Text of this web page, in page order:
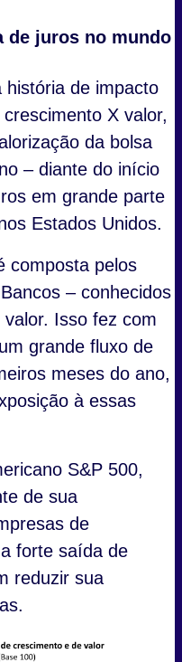
de juros no mundo
história de impacto
X valor,
da bolsa
– diante do início
em grande parte
Estados Unidos.
composta pelos
– conhecidos
Isso fez com
grande fluxo de
meses do ano,
à essas
S&P 500,
de sua
de
forte saída de
reduzir sua